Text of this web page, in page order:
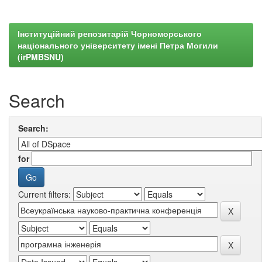
Інституційний репозитарій Чорноморського
національного університету імені Петра Могили
(irPMBSNU)
Search
Search:
for
Current filters: